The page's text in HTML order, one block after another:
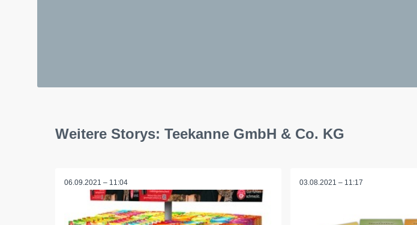
Weitere Storys: Teekanne GmbH & Co. KG
06.09.2021 – 11:04 03.08.2021 – 11:17